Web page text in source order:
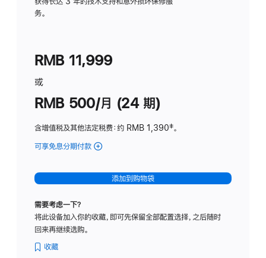
务。
RMB 11,999
或
RMB 500/月 (24 期)
含增值税及其他法定税费：约 RMB 1,390脚
‡。
可享免息分期付款 (Studio
-
标
璃
添加到购物袋
需要考虑一下？
将此设备加入你的收藏，即可先保留全部配置选择，之后随时
回来再继续选购。
收藏